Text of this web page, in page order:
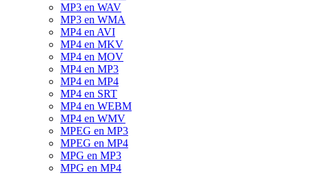
MP3 en WAV
MP3 en WMA
MP4 en AVI
MP4 en MKV
MP4 en MOV
MP4 en MP3
MP4 en MP4
MP4 en SRT
MP4 en WEBM
MP4 en WMV
MPEG en MP3
MPEG en MP4
MPG en MP3
MPG en MP4